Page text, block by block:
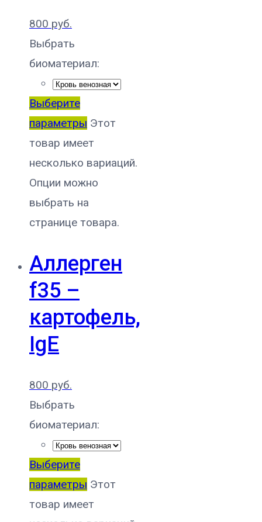
800 руб.
Выбрать
биоматериал:
Выберите
параметры Этот
товар имеет
несколько вариаций.
Опции можно
выбрать на
странице товара.
Аллерген
f35 –
картофель,
IgE
800 руб.
Выбрать
биоматериал:
Выберите
параметры Этот
товар имеет